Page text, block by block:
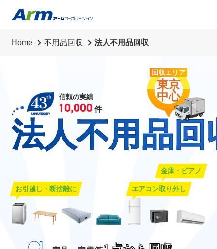
草刈り・草抜き・除草シート・剪定・伐採
Home 不用品回収 法人不用品回収
法人不用品回
信頼の実績
10,000 件
回収エリア
東京
中心
お引越し・断捨離に
金庫・ピアノ
エアコン取り外し